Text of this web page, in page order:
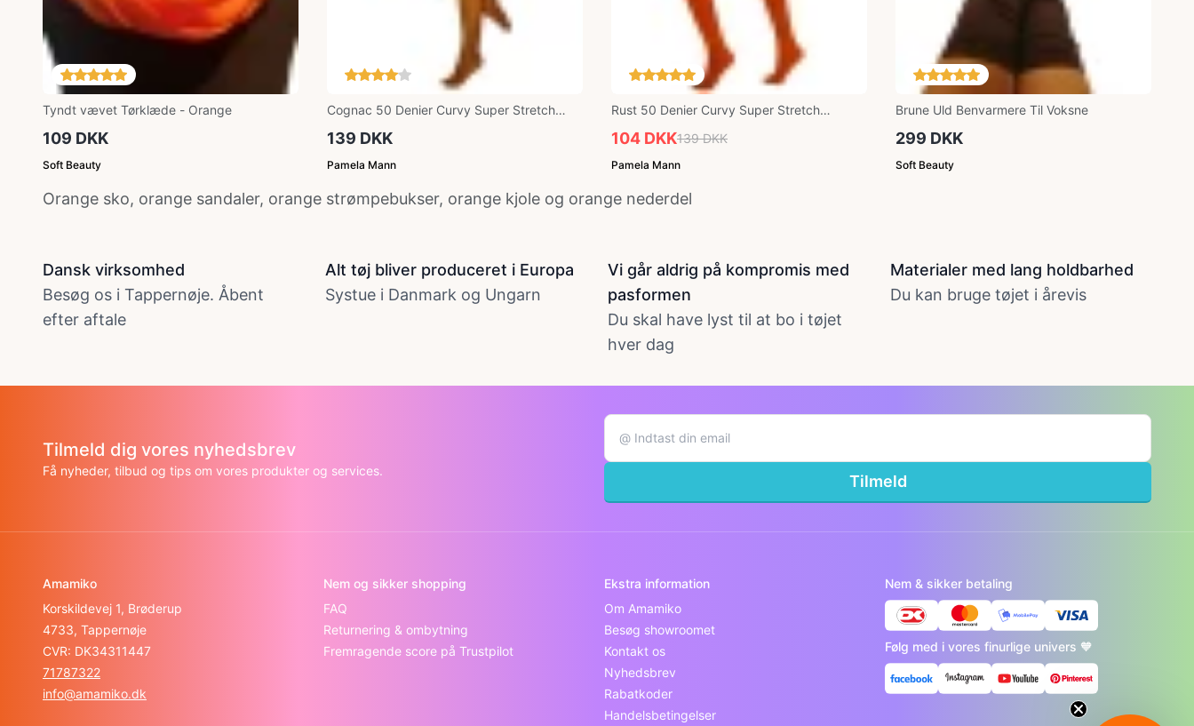
Tyndt vævet Tørklæde - Orange
109 DKK
Soft Beauty
Cognac 50 Denier Curvy Super Stretch
139 DKK
Pamela Mann
Rust 50 Denier Curvy Super Stretch
104 DKK139 DKK
Pamela Mann
Brune Uld Benvarmere Til Voksne
299 DKK
Soft Beauty
Orange sko, orange sandaler, orange strømpebukser, orange kjole og orange nederdel
Dansk virksomhed
Besøg os i Tappernøje. Åbent
efter aftale
Alt tøj bliver produceret i Europa
Systue i Danmark og Ungarn
Vi går aldrig på kompromis med
pasformen
Du skal have lyst til at bo i tøjet
hver dag
Materialer med lang holdbarhed
Du kan bruge tøjet i årevis
Tilmeld dig vores nyhedsbrev
Få nyheder, tilbud og tips om vores produkter og services.
Tilmeld
Amamiko
Korskildevej 1, Brøderup
4733, Tappernøje
CVR: DK34311447
71787322
info@amamiko.dk
Nem og sikker shopping
FAQ
Returnering & ombytning
Fremragende score på Trustpilot
Ekstra information
Om Amamiko
Besøg showroomet
Kontakt os
Nyhedsbrev
Rabatkoder
Handelsbetingelser
Nem & sikker betaling
Følg med i vores finurlige univers 🧡